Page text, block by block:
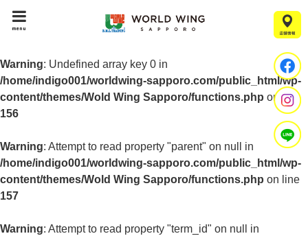
menu
Warning: Undefined array key 0 in
/home/indigo001/worldwing-sapporo.com/public_html/wp-
content/themes/Wold Wing Sapporo/functions.php on line
156
Warning: Attempt to read property "parent" on null in
/home/indigo001/worldwing-sapporo.com/public_html/wp-
content/themes/Wold Wing Sapporo/functions.php on line
157
Warning: Attempt to read property "term_id" on null in